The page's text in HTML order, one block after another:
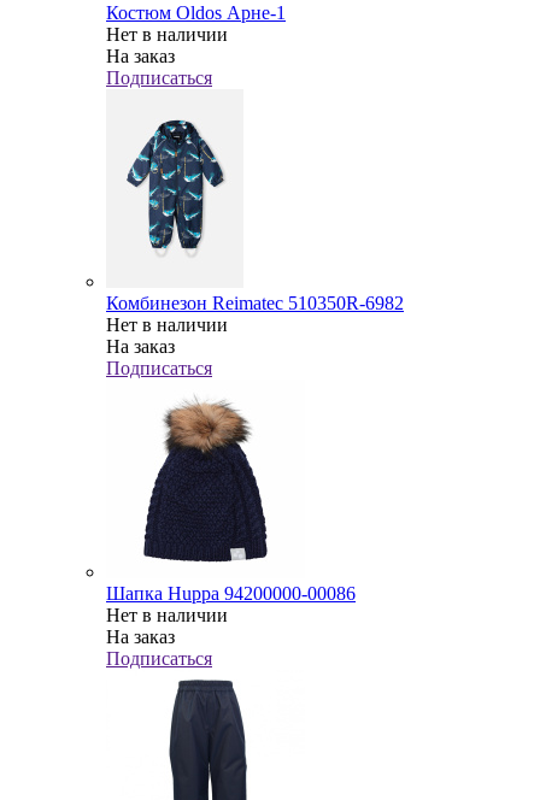
Костюм Oldos Арне-1
Нет в наличии
На заказ
Подписаться
Комбинезон Reimatec 510350R-6982
Нет в наличии
На заказ
Подписаться
Шапка Huppa 94200000-00086
Нет в наличии
На заказ
Подписаться